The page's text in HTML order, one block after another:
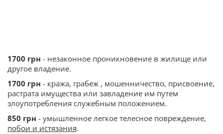
1700 грн - незаконное проникновение в жилище или
другое владение.
1700 грн - кража, грабеж , мошенничество, присвоение,
растрата имущества или завладение им путем
злоупотребления служебным положением.
850 грн - умышленное легкое телесное повреждение,
побои и истязания.